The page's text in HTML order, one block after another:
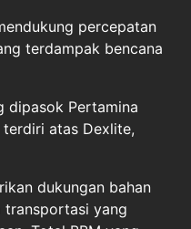
percepatan
terdampak bencana
dipasok Pertamina
atas Dexlite,
dukungan bahan
transportasi yang